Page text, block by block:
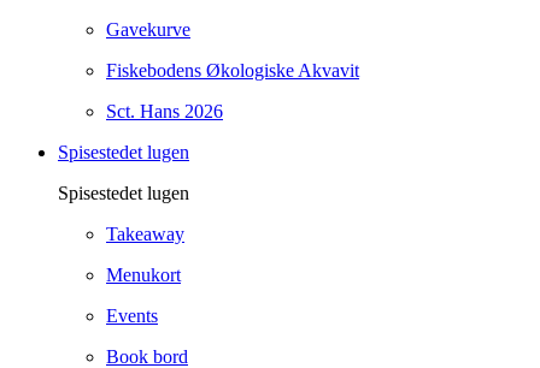
Gavekurve
Fiskebodens Økologiske Akvavit
Sct. Hans 2026
Spisestedet lugen
Spisestedet lugen
Takeaway
Menukort
Events
Book bord